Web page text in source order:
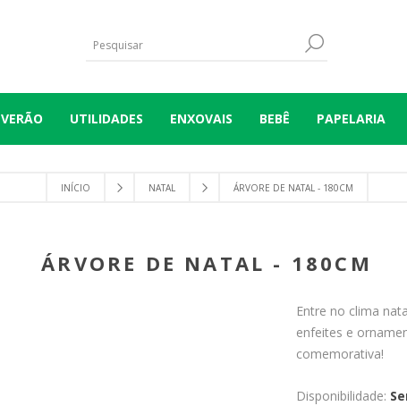
VERÃO UTILIDADES ENXOVAIS BEBÊ PAPELARIA
INÍCIO NATAL ÁRVORE DE NATAL - 180CM
ÁRVORE DE NATAL - 180CM
Entre no clima
enfeites e
comemorativa!
Disponibilidade: